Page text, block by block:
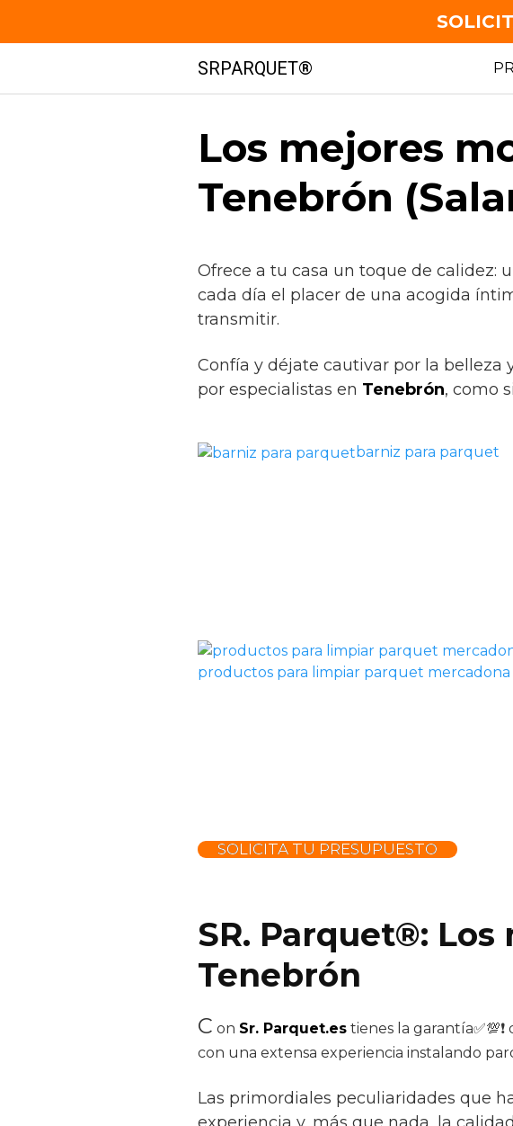
contenido
SRPARQUET®
Los mejores
Tenebrón
Ofrece a tu casa un toque de calidez:
cada día el placer de una acogida
transmitir.
Confía y déjate cautivar por la belleza
por especialistas en Tenebrón, como
barniz para parquet
productos para limpiar parquet mercadona
SOLICITA TU PRESUPUESTO
SR. Parquet®:
Tenebrón
C on Sr. Parquet.es tienes la
con una extensa experiencia instalando
Las primordiales peculiaridades que